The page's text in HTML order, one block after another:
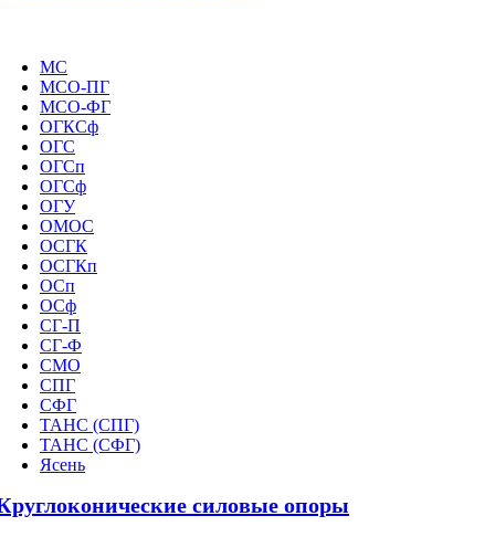
МС
МСО-ПГ
МСО-ФГ
ОГКСф
ОГС
ОГСп
ОГСф
ОГУ
ОМОС
ОСГК
ОСГКп
ОСп
ОСф
СГ-П
СГ-Ф
СМО
СПГ
СФГ
ТАНС (СПГ)
ТАНС (СФГ)
Ясень
силовые опоры